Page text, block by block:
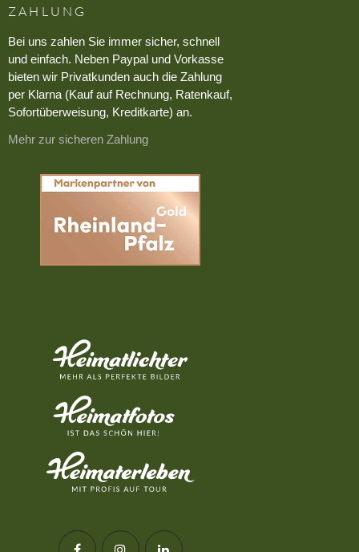
ZAHLUNG
Bei uns zahlen Sie immer sicher, schnell
und einfach. Neben Paypal und Vorkasse
bieten wir Privatkunden auch die Zahlung
per Klarna (Kauf auf Rechnung, Ratenkauf,
Sofortüberweisung, Kreditkarte) an.
Mehr zur sicheren Zahlung